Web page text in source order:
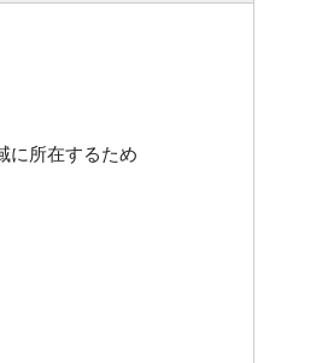
に所在するため